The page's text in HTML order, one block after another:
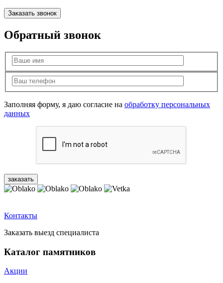
Заказать звонок
Обратный звонок
Заполняя форму, я даю согласие на обработку персональных
данных
Контакты
Заказать выезд специалиста
Каталог памятников
Акции